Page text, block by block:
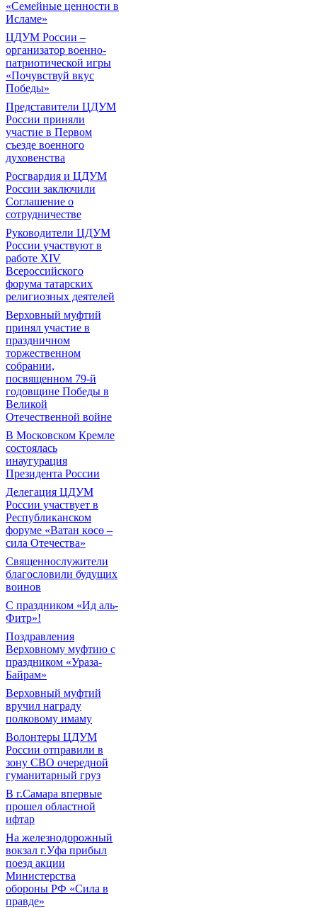
«Семейные ценности в
Исламе»
ЦДУМ России –
организатор военно-
патриотической игры
«Почувствуй вкус
Победы»
Представители ЦДУМ
России приняли
участие в Первом
съезде военного
духовенства
Росгвардия и ЦДУМ
России заключили
Соглашение о
сотрудничестве
Руководители ЦДУМ
России участвуют в
работе XIV
Всероссийского
форума татарских
религиозных деятелей
Верховный муфтий
принял участие в
праздничном
торжественном
собрании,
посвященном 79-й
годовщине Победы в
Великой
Отечественной войне
В Московском Кремле
состоялась
инаугурация
Президента России
Делегация ЦДУМ
России участвует в
Республиканском
форуме «Ватан көсө –
сила Отечества»
Священнослужители
благословили будущих
воинов
С праздником «Ид аль-
Фитр»!
Поздравления
Верховному муфтию с
праздником «Ураза-
Байрам»
Верховный муфтий
вручил награду
полковому имаму
Волонтеры ЦДУМ
России отправили в
зону СВО очередной
гуманитарный груз
В г.Самара впервые
прошел областной
ифтар
На железнодорожный
вокзал г.Уфа прибыл
поезд акции
Министерства
обороны РФ «Сила в
правде»